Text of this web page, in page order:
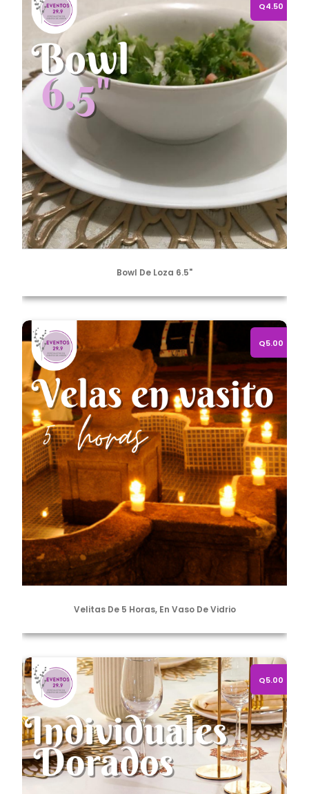
Bowl De Loza 6.5"
Q4.50
Velitas de 5 horas, en vaso de vidrio
Velitas De 5 Horas, En Vaso De Vidrio
Q5.00
Alquiler de Individuales Dorados
Q5.00